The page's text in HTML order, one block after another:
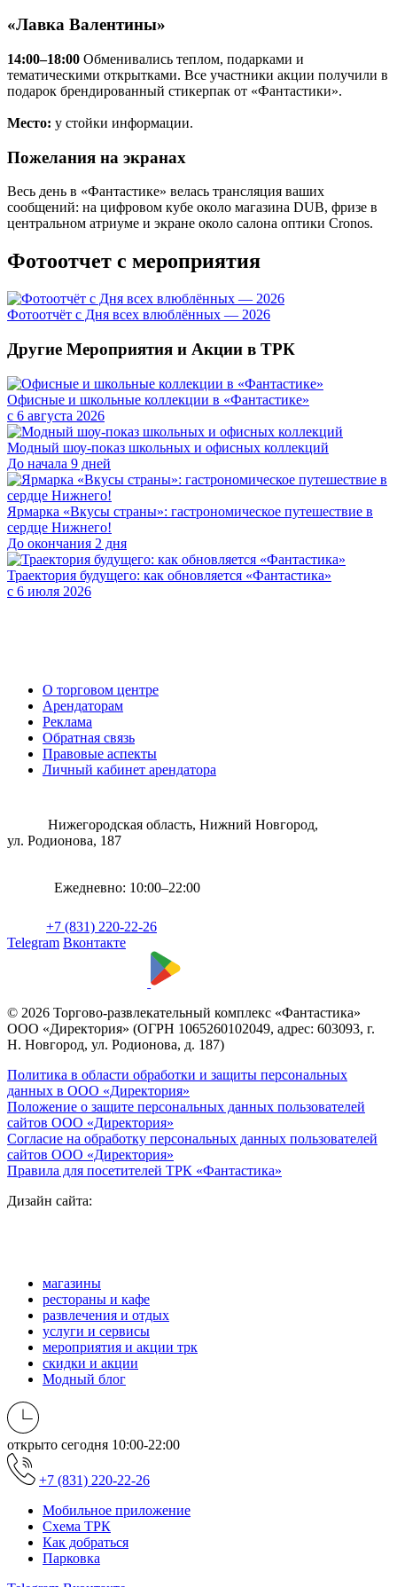
«Лавка Валентины»
14:00–18:00 Обменивались теплом, подарками и
тематическими открытками. Все участники акции получили в
подарок брендированный стикерпак от «Фантастики».
Место: у стойки информации.
Пожелания на экранах
Весь день в «Фантастике» велась трансляция ваших
сообщений: на цифровом кубе около магазина DUB, фризе в
центральном атриуме и экране около салона оптики Cronos.
Фотоотчет с мероприятия
Фотоотчёт с Дня всех влюблённых — 2026
Другие Мероприятия и Акции в ТРК
Офисные и школьные коллекции в «Фантастике»
с 6 августа 2026
Модный шоу-показ школьных и офисных коллекций
До начала 9 дней
Ярмарка «Вкусы страны»: гастрономическое путешествие в
сердце Нижнего!
До окончания 2 дня
Траектория будущего: как обновляется «Фантастика»
с 6 июля 2026
О торговом центре
Арендаторам
Реклама
Обратная связь
Правовые аспекты
Личный кабинет арендатора
Нижегородская область, Нижний Новгород,
ул. Родионова, 187
Ежедневно: 10:00–22:00
+7 (831) 220-22-26
Telegram Вконтакте
© 2026 Торгово-развлекательный комплекс «Фантастика»
ООО «Директория» (ОГРН 1065260102049, адрес: 603093, г.
Н. Новгород, ул. Родионова, д. 187)
Политика в области обработки и защиты персональных
данных в ООО «Директория»
Положение о защите персональных данных пользователей
сайтов ООО «Директория»
Согласие на обработку персональных данных пользователей
сайтов ООО «Директория»
Правила для посетителей ТРК «Фантастика»
Дизайн сайта:
магазины
рестораны и кафе
развлечения и отдых
услуги и сервисы
мероприятия и акции трк
скидки и акции
Модный блог
открыто сегодня 10:00-22:00
+7 (831) 220-22-26
Мобильное приложение
Схема ТРК
Как добраться
Парковка